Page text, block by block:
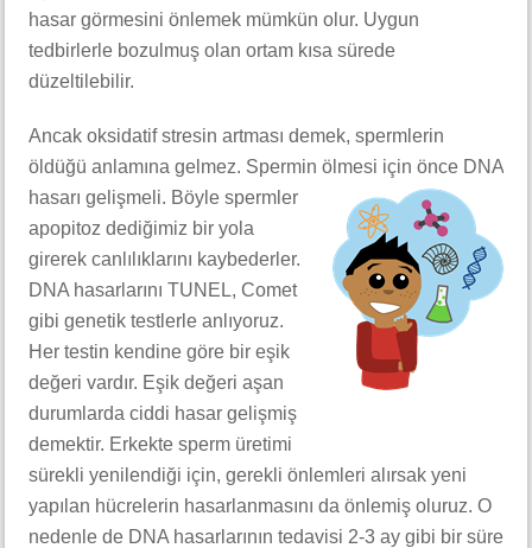
hasar görmesini önlemek mümkün olur. Uygun
tedbirlerle bozulmuş olan ortam kısa sürede
düzeltilebilir.
Ancak oksidatif stresin artması demek, spermlerin
öldüğü anlamına gelmez. Spermin ölmesi için önce DNA
hasarı gelişmeli. Böyle spermler
apopitoz dediğimiz bir yola
girerek canlılıklarını kaybederler.
DNA hasarlarını TUNEL, Comet
gibi genetik testlerle anlıyoruz.
Her testin kendine göre bir eşik
değeri vardır. Eşik değeri aşan
durumlarda ciddi hasar gelişmiş
demektir. Erkekte sperm üretimi
sürekli yenilendiği için, gerekli önlemleri alırsak yeni
yapılan hücrelerin hasarlanmasını da önlemiş oluruz. O
nedenle de DNA hasarlarının tedavisi 2-3 ay gibi bir süre